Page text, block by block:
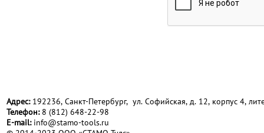
Адрес:192236, Санкт-Петербург, ул. Софийская, д. 12, корпус 4,
Телефон:8 (812) 648-22-98
Е-mail: info@stamo-tools.ru